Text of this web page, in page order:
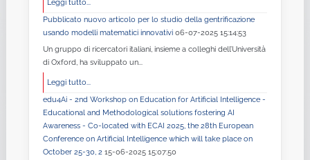
Leggi tutto...
Pubblicato nuovo articolo per lo studio della gentrificazione
usando modelli matematici innovativi 06-07-2025 15:14:53
Un gruppo di ricercatori italiani, insieme a colleghi dell’Università
di Oxford, ha sviluppato un...
Leggi tutto...
edu4Ai - 2nd Workshop on Education for Artificial Intelligence -
Educational and Methodological solutions fostering AI
Awareness - Co-located with ECAI 2025, the 28th European
Conference on Artificial Intelligence which will take place on
October 25-30, 2 15-06-2025 15:07:50